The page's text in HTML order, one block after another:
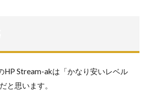
HP Stream-akは「かなり安いレベル
と思います。